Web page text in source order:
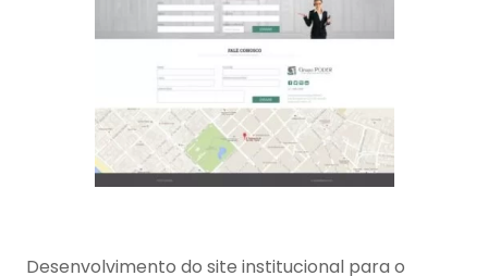
Desenvolvimento do site institucional para o